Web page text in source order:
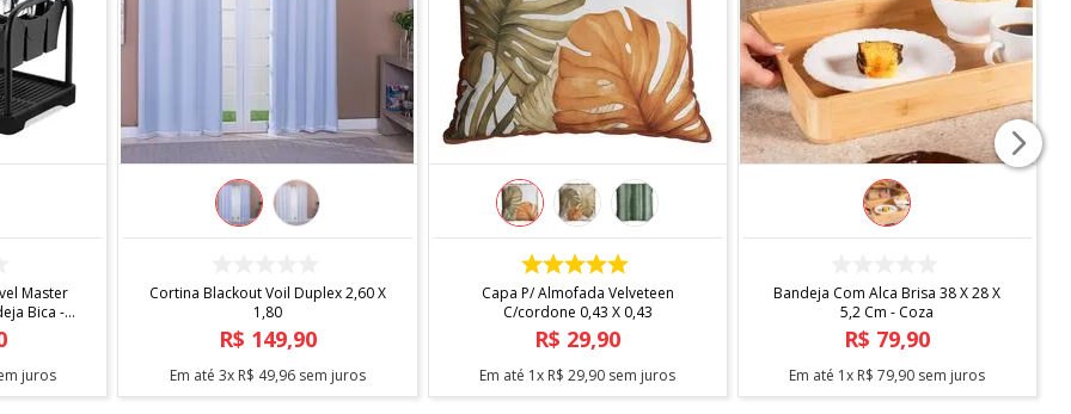
Master
Bica -
juros
Cortina Blackout Voil Duplex 2,60 X
1,80
R$ 149,90
Em até 3x R$ 49,96sem juros
COMPRAR
Capa P/ Almofada Velveteen
C/cordone 0,43 X 0,43
R$ 29,90
Em até 1x R$ 29,90 sem juros
Bandeja Com Alca Brisa 38 X 28 X
5,2 Cm - Coza
R$ 79,90
Em até 1x R$ 79,90 sem juros